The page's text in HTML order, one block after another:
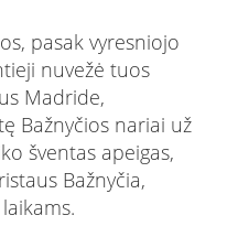
pasak vyresniojo
nuvežė tuos
Madride,
Bažnyčios nariai už
šventas apeigas,
Bažnyčia,